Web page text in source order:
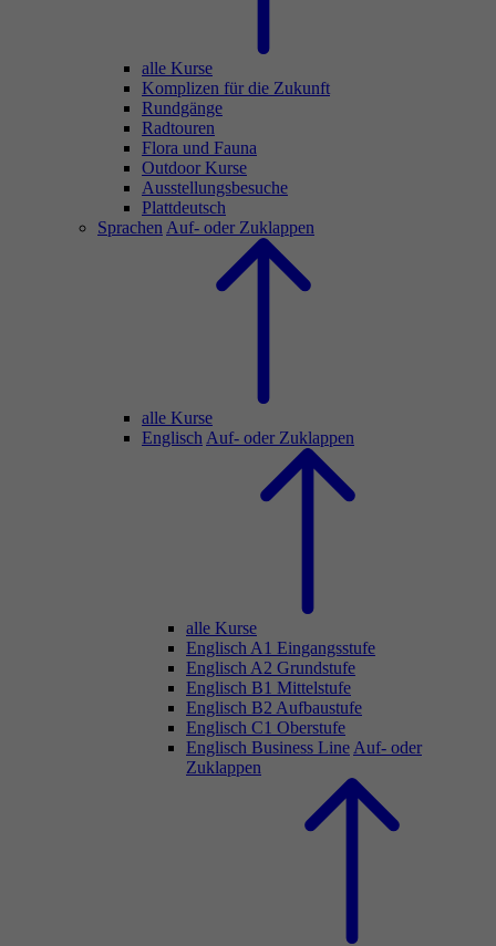
alle Kurse
Komplizen für die Zukunft
Rundgänge
Radtouren
Flora und Fauna
Outdoor Kurse
Ausstellungsbesuche
Plattdeutsch
Sprachen Auf- oder Zuklappen
alle Kurse
Englisch Auf- oder Zuklappen
alle Kurse
Englisch A1 Eingangsstufe
Englisch A2 Grundstufe
Englisch B1 Mittelstufe
Englisch B2 Aufbaustufe
Englisch C1 Oberstufe
Englisch Business Line Auf- oder
Zuklappen